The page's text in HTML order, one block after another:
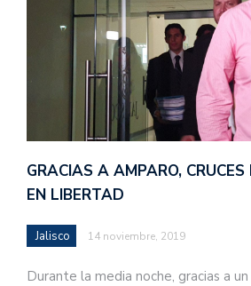
GRACIAS A AMPARO,
EN LIBERTAD
Jalisco 14 noviembre, 2019
Durante la media noche, gracias a